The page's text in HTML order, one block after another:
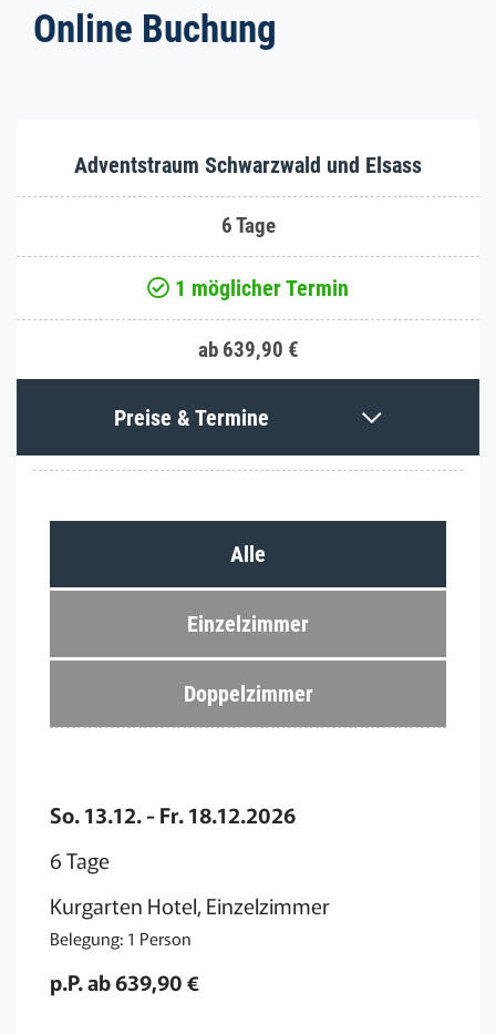
Online Buchung
Adventstraum Schwarzwald und Elsass
6 Tage
1 möglicher Termin
ab 639,90 €
Preise & Termine
Alle
Einzelzimmer
Doppelzimmer
So. 13.12. - Fr. 18.12.2026
6 Tage
Kurgarten Hotel, Einzelzimmer
Belegung: 1 Person
p.P. ab 639,90 €